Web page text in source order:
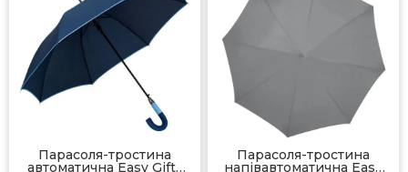
Парасоля-тростина
автоматична Easy Gifts
Парасоля-тростина
напівавтоматична Easy